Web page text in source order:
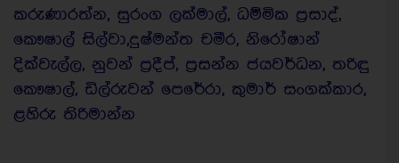
කරුණාරත්න, සුරංග ලක්මාල්, ධම්මික ප්‍රසාද්,
කෞෂාල් සිල්වා,දුෂ්මන්ත චමීර, නිරෝෂාන්
දික්වැල්ල, නුවන් ප්‍රදීප්, ප්‍රසන්න ජයවර්ධන, තරිඳු
කෞෂාල්, ඩිල්රුවන් පෙරේරා, කුමාර් සංගක්කාර,
ළහිරු තිරිමාන්න